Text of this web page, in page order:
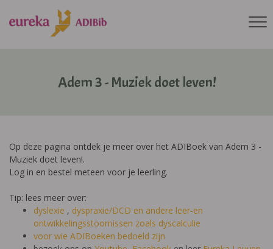
Adem 3 - Muziek doet leven!
Op deze pagina ontdek je meer over het ADIBoek van Adem 3 -
Muziek doet leven!.
Log in en bestel meteen voor je leerling.
Tip: lees meer over:
dyslexie , dyspraxie/DCD en andere leer-en
ontwikkelingsstoornissen zoals dyscalculie
voor wie ADIBoeken bedoeld zijn